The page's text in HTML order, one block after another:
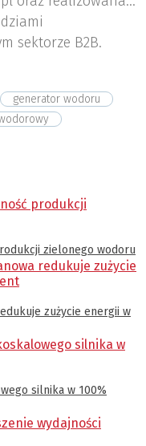
sektorze B2B.
generator wodoru
zielonego wodoru
zużycie energii w
silnika w 100%